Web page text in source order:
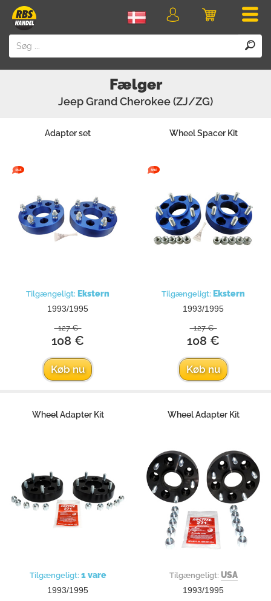
Indkøbskurv
Login
Fælger
JeepGrand Cherokee (ZJ/ZG)
Adapter set
Tilgængeligt: Ekstern
1993/1995
127 €
108 €
Køb nu
Wheel Spacer Kit
Tilgængeligt: Ekstern
1993/1995
127 €
108 €
Køb nu
Wheel Adapter Kit
Tilgængeligt: 1 vare
1993/1995
Wheel Adapter Kit
Tilgængeligt: USA
1993/1995